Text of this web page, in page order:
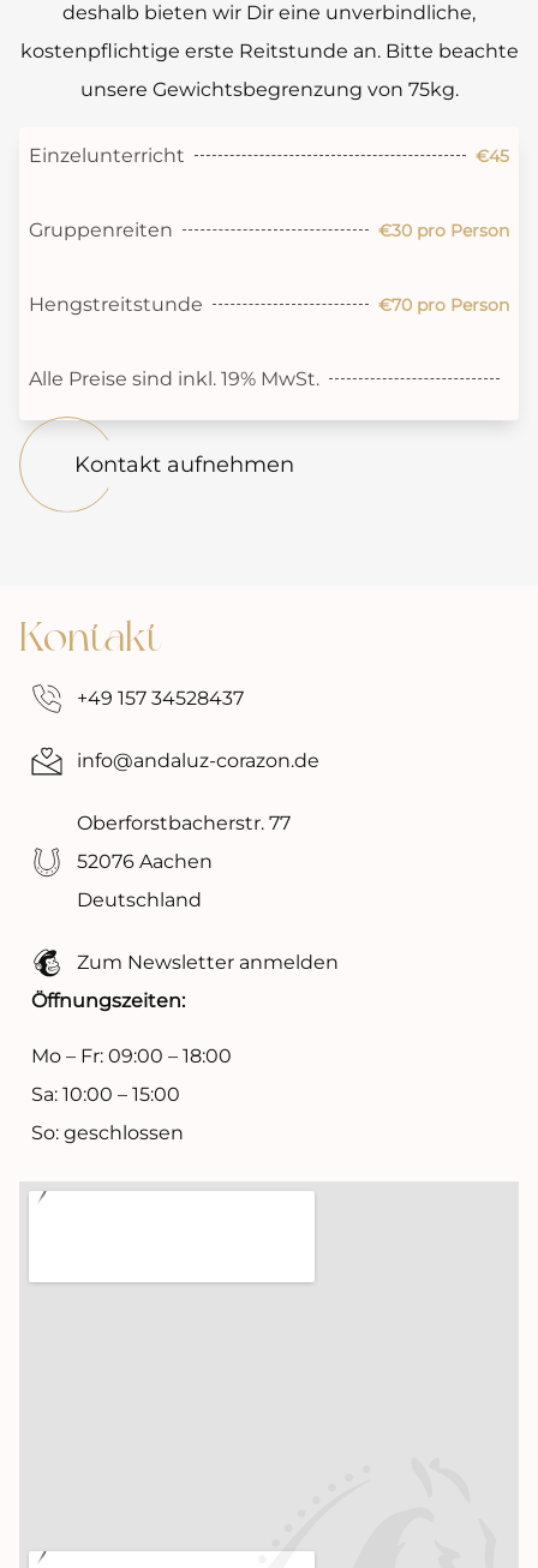
deshalb bieten wir Dir eine unverbindliche,
kostenpflichtige erste Reitstunde an. Bitte beachte
unsere Gewichtsbegrenzung von 75kg.
Einzelunterricht €45
Gruppenreiten €30 pro Person
Hengstreitstunde €70 pro Person
Alle Preise sind inkl. 19% MwSt.
Kontakt aufnehmen
Kontakt
‭+49 157 34528437‬
info@andaluz-corazon.de
Oberforstbacherstr. 77
52076 Aachen
Deutschland
Zum Newsletter anmelden
Öffnungszeiten:
Mo – Fr: 09:00 – 18:00
Sa: 10:00 – 15:00
So: geschlossen